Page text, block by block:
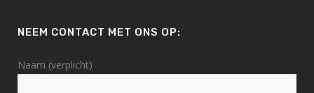
NEEM CONTACT MET ONS OP:
Naam (verplicht)